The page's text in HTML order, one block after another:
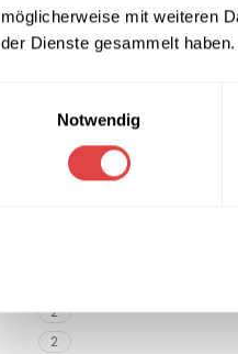
möglicherweise mit weiteren
der Dienste gesammelt haben.
Notwendig
2
2
2
2